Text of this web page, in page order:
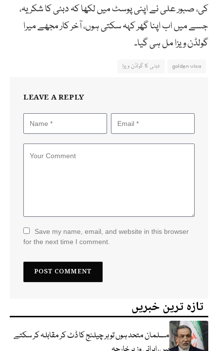
کی، صبور علی نے اپنی پوسٹ میں لکھا کہ دبئی کا شکریہ،
جسے میں اب اپنا گھر کہہ سکتی ہوں، آخر کار مجھے میرا
گولڈن ویزا مل ہی گیا۔
golden visa دبئی کا گولڈن ویزا
LEAVE A REPLY
Save my name, email, and website in this browser
for the next time I comment.
تازہ ترین خبریں
مسلمان متحد ہوں تو ہر چیلنج کا ڈٹ کر مقابلہ کر سکتے